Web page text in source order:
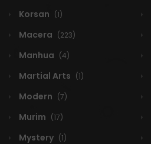
Korsan (1)
Macera (223)
Manhua (4)
Martial Arts (1)
Modern (7)
Murim (17)
Mystery (1)